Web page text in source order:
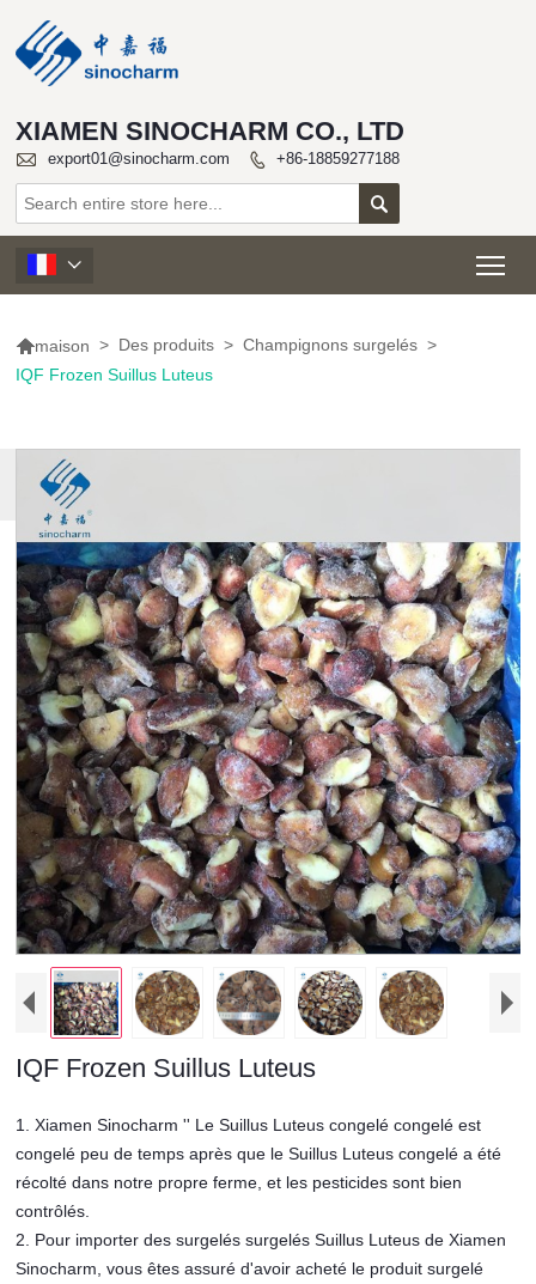
XIAMEN SINOCHARM CO., LTD
 export01@sinocharm.com  +86-18859277188


maison > Des produits > Champignons surgelés >
IQF Frozen Suillus Luteus
IQF Frozen Suillus Luteus
1. Xiamen Sinocharm '' Le Suillus Luteus congelé congelé est
congelé peu de temps après que le Suillus Luteus congelé a été
récolté dans notre propre ferme, et les pesticides sont bien
contrôlés.
2. Pour importer des surgelés surgelés Suillus Luteus de Xiamen
Sinocharm, vous êtes assuré d'avoir acheté le produit surgelé
PLUS DE
PRODUITS